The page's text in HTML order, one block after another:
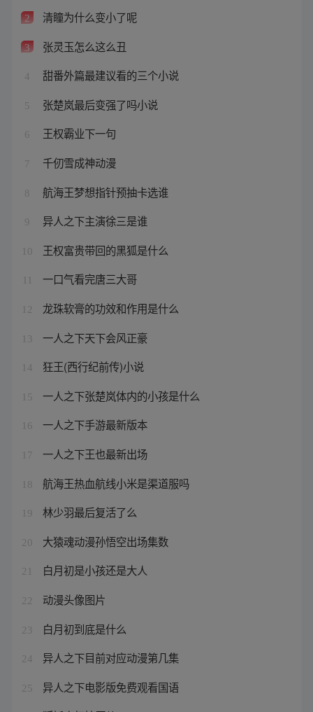
2 清瞳为什么变小了呢
3 张灵玉怎么这么丑
4 甜番外篇最建议看的三个小说
5 张楚岚最后变强了吗小说
6 王权霸业下一句
7 千仞雪成神动漫
8 航海王梦想指针预抽卡选谁
9 异人之下主演徐三是谁
10 王权富贵带回的黑狐是什么
一口气看完唐三大哥
12 龙珠软膏的功效和作用是什么
13 一人之下天下会风正豪
14 狂王(西行纪前传)小说
15 一人之下张楚岚体内的小孩是什么
16 一人之下手游最新版本
17 一人之下王也最新出场
18 航海王热血航线小米是渠道服吗
19 林少羽最后复活了么
20 大猿魂动漫孙悟空出场集数
21 白月初是小孩还是大人
22 动漫头像图片
23 白月初到底是什么
24 异人之下目前对应动漫第几集
25 异人之下电影版免费观看国语